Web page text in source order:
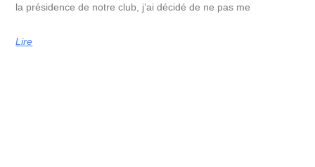
la présidence de notre club, j’ai décidé de ne pas me
Lire